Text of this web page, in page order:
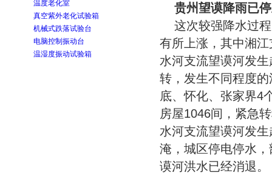
温度老化室
真空紫外老化试验箱
机械式跌落试验台
电脑控制振动台
温湿度振动试验箱
贵州望谟降雨已
这次较强降水过
有所上涨，其中湘
水河支流望谟河发
转，发生不同程度
底、怀化、张家界4
房屋1046间，紧急
水河支流望谟河发
淹，城区停电停水
谟河洪水已经消退。